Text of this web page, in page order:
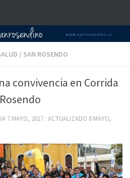
/ SAN ROSENDO
convivencia en Corrida
7 MAYO, 2017 · ACTUALIZADO 8 MAYO,